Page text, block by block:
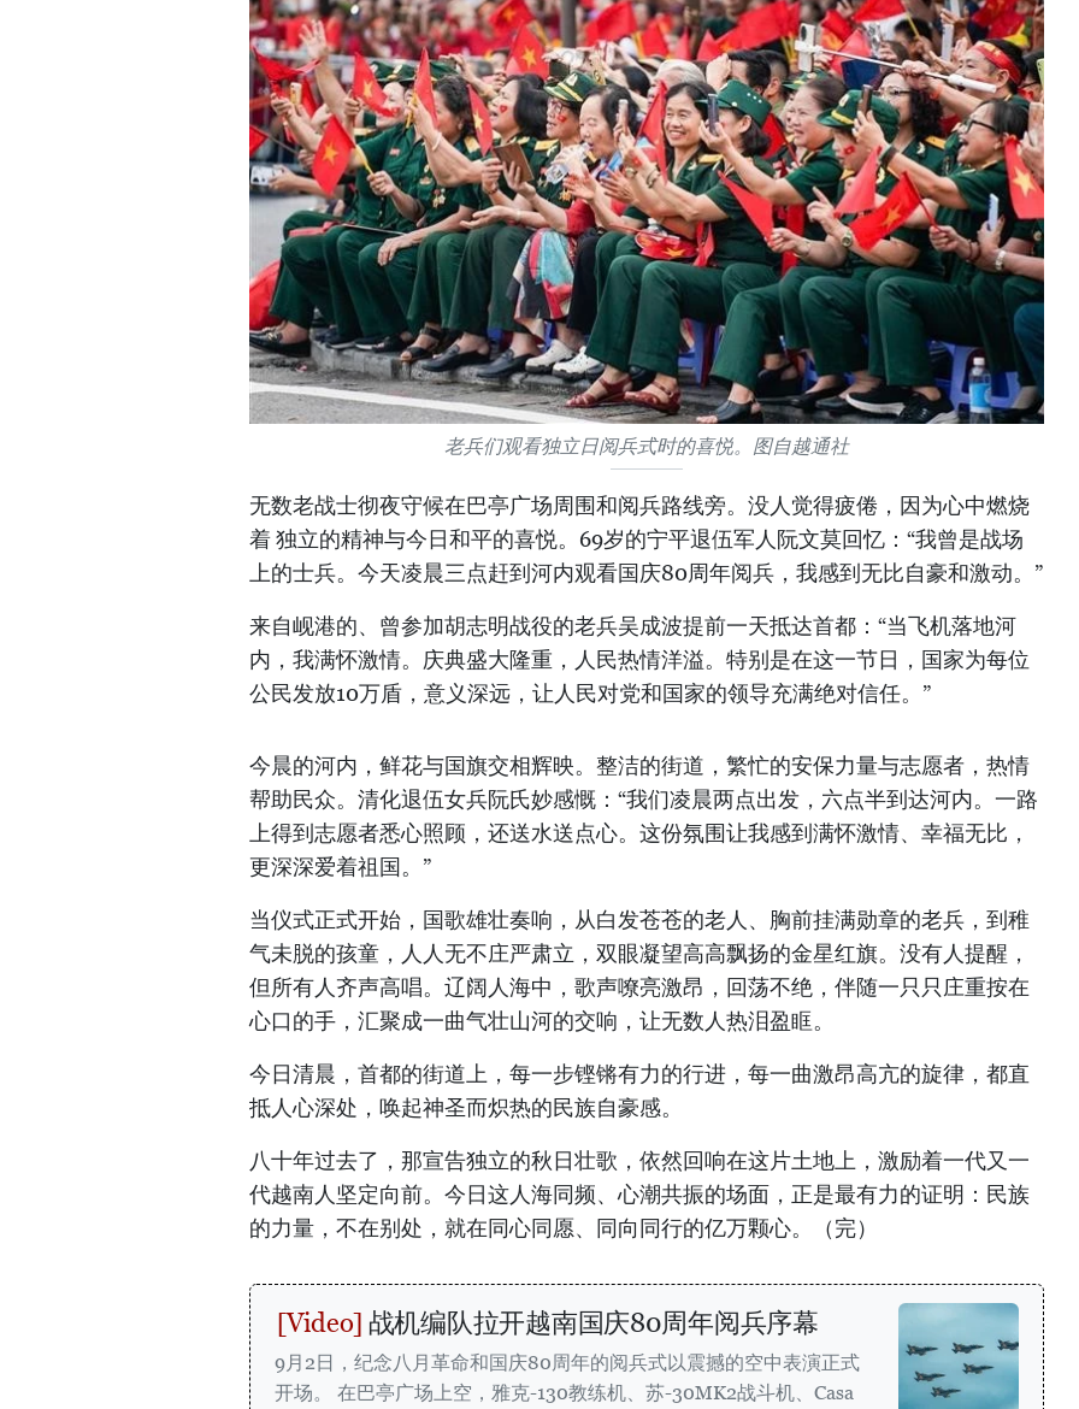
老兵们观看独立日阅兵式时的喜悦。图自越通社
无数老战士彻夜守候在巴亭广场周围和阅兵路线旁。没人觉得疲倦，因为心中燃烧
着 独立的精神与今日和平的喜悦。69岁的宁平退伍军人阮文莫回忆：“我曾是战场
上的士兵。今天凌晨三点赶到河内观看国庆80周年阅兵，我感到无比自豪和激动。”
来自岘港的、曾参加胡志明战役的老兵吴成波提前一天抵达首都：“当飞机落地河
内，我满怀激情。庆典盛大隆重，人民热情洋溢。特别是在这一节日，国家为每位
公民发放10万盾，意义深远，让人民对党和国家的领导充满绝对信任。”
今晨的河内，鲜花与国旗交相辉映。整洁的街道，繁忙的安保力量与志愿者，热情
帮助民众。清化退伍女兵阮氏妙感慨：“我们凌晨两点出发，六点半到达河内。一路
上得到志愿者悉心照顾，还送水送点心。这份氛围让我感到满怀激情、幸福无比，
更深深爱着祖国。”
当仪式正式开始，国歌雄壮奏响，从白发苍苍的老人、胸前挂满勋章的老兵，到稚
气未脱的孩童，人人无不庄严肃立，双眼凝望高高飘扬的金星红旗。没有人提醒，
但所有人齐声高唱。辽阔人海中，歌声嘹亮激昂，回荡不绝，伴随一只只庄重按在
心口的手，汇聚成一曲气壮山河的交响，让无数人热泪盈眶。
今日清晨，首都的街道上，每一步铿锵有力的行进，每一曲激昂高亢的旋律，都直
抵人心深处，唤起神圣而炽热的民族自豪感。
八十年过去了，那宣告独立的秋日壮歌，依然回响在这片土地上，激励着一代又一
代越南人坚定向前。今日这人海同频、心潮共振的场面，正是最有力的证明：民族
的力量，不在别处，就在同心同愿、同向同行的亿万颗心。（完）
战机编队拉开越南国庆80周年阅兵序幕
9月2日，纪念八月革命和国庆80周年的阅兵式以震撼的空中表演正式
开场。 在巴亭广场上空，雅克-130教练机、苏-30MK2战斗机、Casa